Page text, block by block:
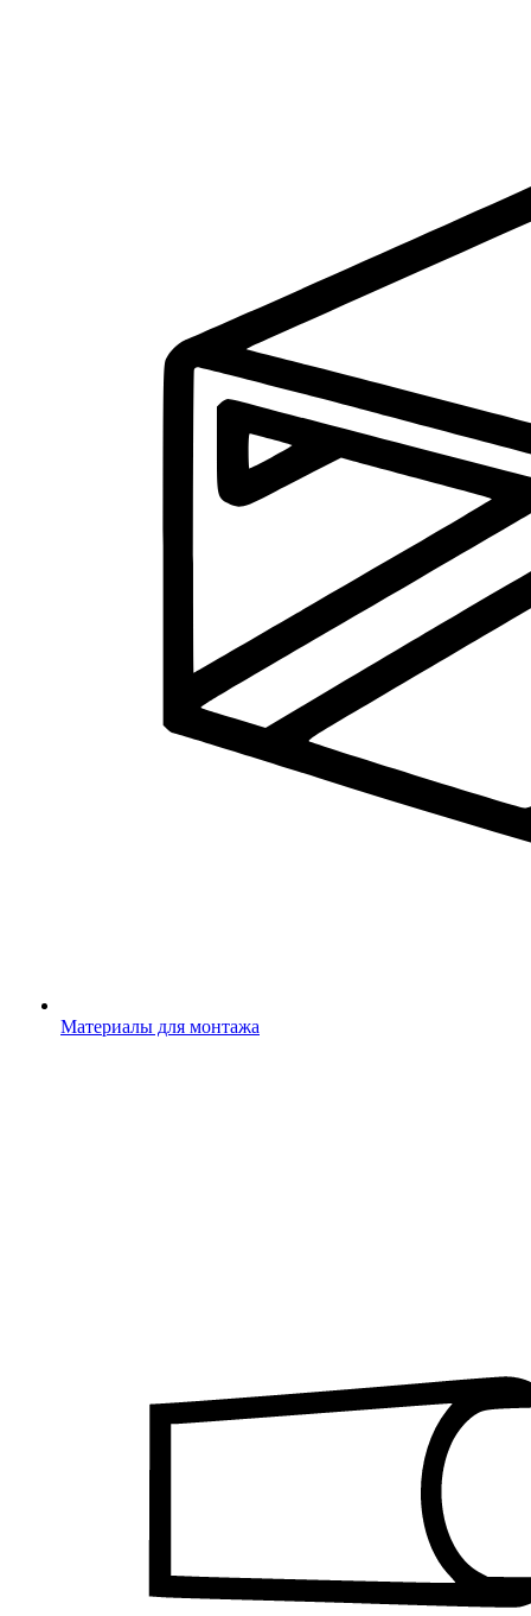
Материалы для монтажа